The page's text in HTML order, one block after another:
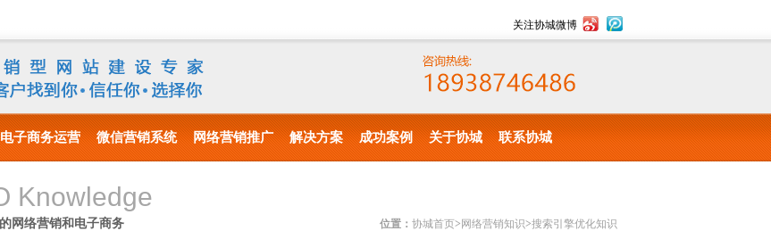
关注协城微博
电子商务运营 微信营销系统 网络营销推广 解决方案 成功案例 关于协城 联系协城
Knowledge
位置： 协城首页> 网络营销知识>搜索引擎优化知识
网络营销和电子商务